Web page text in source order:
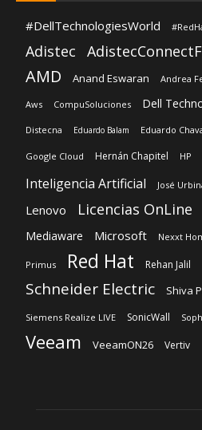
#DellTechnologiesWorld
Adistec
AMD Anand Eswaran Andrea
Aws CompuSoluciones Dell
Distecna Eduardo Balam Eduardo
Google Cloud Hernán Chapitel HP
Inteligencia Artificial José
Lenovo Licencias OnLine
Mediaware Microsoft Nexxt
Primus Red Hat Rehan Jalil
Schneider Electric Shiva
Siemens Realize LIVE SonicWall
Veeam VeeamON26 Vertiv